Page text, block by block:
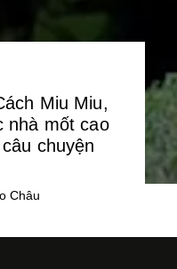
Miu Miu,
nhà mốt cao
chuyện
Châu